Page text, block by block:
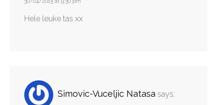
Hele leuke tas xx
Simovic-Vuceljic Natasa says: